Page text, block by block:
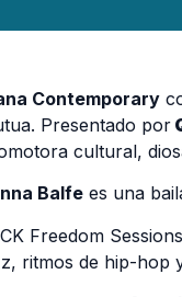
Contemporary
Presentado por
cultural,
Balfe es una
Freedom
ritmos de hip-hop